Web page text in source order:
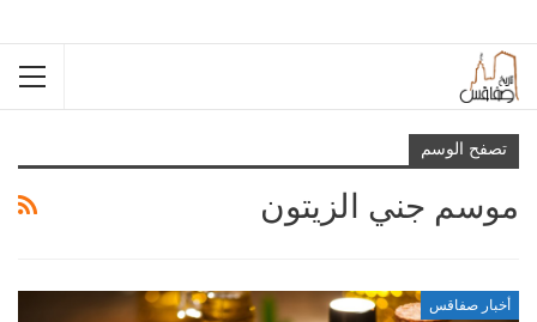
تصفح الوسم
موسم جني الزيتون
أخبار صفاقس